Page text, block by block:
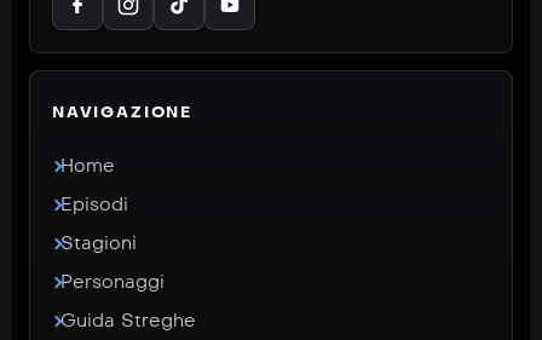
NAVIGAZIONE
Home
Episodi
Stagioni
Personaggi
Guida Streghe